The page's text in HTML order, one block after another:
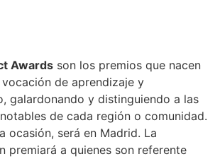
Awardsson los premios que nacen
vocación de aprendizaje y
galardonando y distinguiendo a las
notables de cada región o comunidad.
ocasión, será en Madrid. La
premiará a quienes son referente